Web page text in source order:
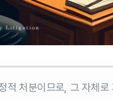
적 처분이므로, 그 자체